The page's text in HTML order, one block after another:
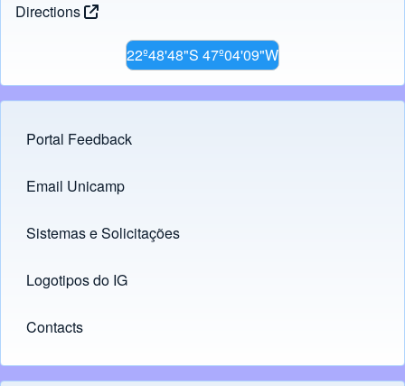
Directions
22º48'48"S 47º04'09"W
Footer menu
Portal Feedback
Links
Email Unicamp
(opens in new tab)
Sistemas e Solicitações
(opens in new tab)
Logotipos do IG
(opens in new tab)
Contacts